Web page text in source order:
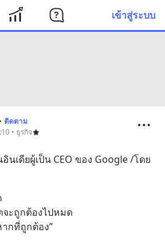
เข้าสู่ระบบ
• ติดตาม
• ธุรกิจ
นเดียผู้เป็น CEO ของ Google /โดย
ะถูกต้องไปหมด
กที่ถูกต้อง”